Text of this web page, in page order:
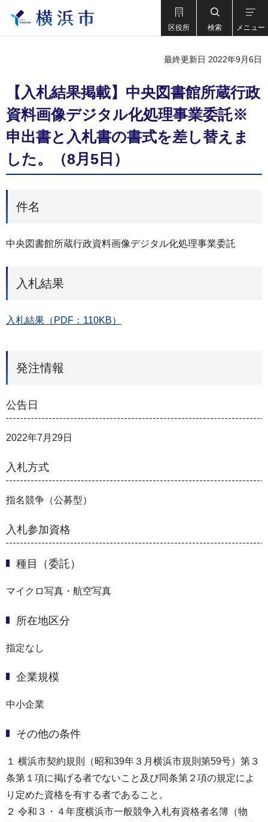
区役所 検索 メニュー
最終更新日 2022年9月6日
【入札結果掲載】中央図書館所蔵行政
資料画像デジタル化処理事業委託※
申出書と入札書の書式を差し替えま
した。（8月5日）
件名
中央図書館所蔵行政資料画像デジタル化処理事業委託
入札結果
入札結果（PDF：110KB）
発注情報
公告日
2022年7月29日
入札方式
指名競争（公募型）
入札参加資格
種目（委託）
マイクロ写真・航空写真
所在地区分
指定なし
企業規模
中小企業
その他の条件
１ 横浜市契約規則（昭和39年３月横浜市規則第59号）第３
条第１項に掲げる者でないこと及び同条第２項の規定によ
り定めた資格を有する者であること。
２ 令和３・４年度横浜市一般競争入札有資格者名簿（物